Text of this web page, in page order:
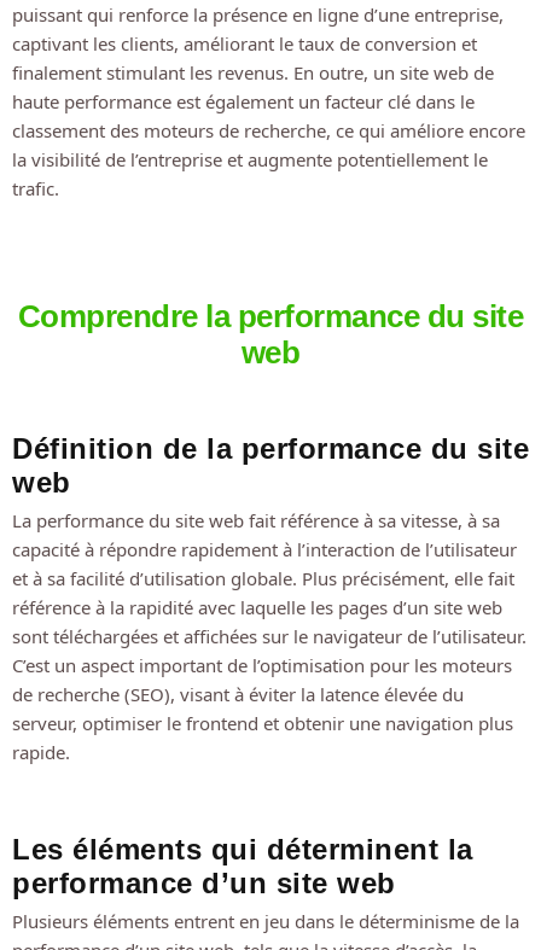
puissant qui renforce la présence en ligne d’une entreprise,
captivant les clients, améliorant le taux de conversion et
finalement stimulant les revenus. En outre, un site web de
haute performance est également un facteur clé dans le
classement des moteurs de recherche, ce qui améliore encore
la visibilité de l’entreprise et augmente potentiellement le
trafic.
Comprendre la performance du site
web
Définition de la performance du site
web
La performance du site web fait référence à sa vitesse, à sa
capacité à répondre rapidement à l’interaction de l’utilisateur
et à sa facilité d’utilisation globale. Plus précisément, elle fait
référence à la rapidité avec laquelle les pages d’un site web
sont téléchargées et affichées sur le navigateur de l’utilisateur.
C’est un aspect important de l’optimisation pour les moteurs
de recherche (SEO), visant à éviter la latence élevée du
serveur, optimiser le frontend et obtenir une navigation plus
rapide.
Les éléments qui déterminent la
performance d’un site web
Plusieurs éléments entrent en jeu dans le déterminisme de la